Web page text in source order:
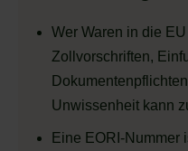
Wer Waren in die
Zollvorschriften,
Unwissenheit kann
Eine EORI-Nummer